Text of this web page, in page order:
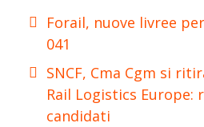
Forail, nuove livree
041
SNCF, Cma Cgm si
Rail Logistics Europe:
candidati